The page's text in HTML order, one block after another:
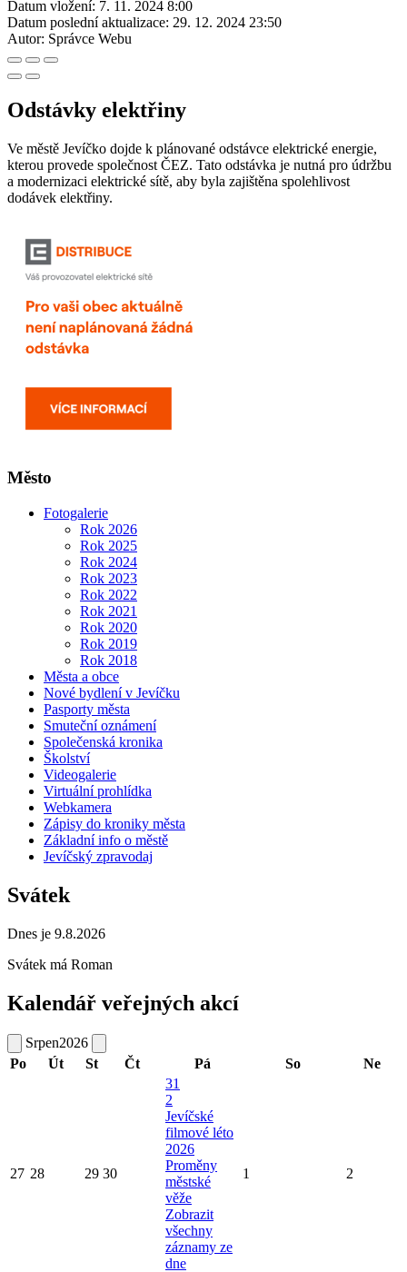
Datum vložení: 7. 11. 2024 8:00
Datum poslední aktualizace: 29. 12. 2024 23:50
Autor: Správce Webu
Odstávky elektřiny
Ve městě Jevíčko dojde k plánované odstávce elektrické energie,
kterou provede společnost ČEZ. Tato odstávka je nutná pro údržbu
a modernizaci elektrické sítě, aby byla zajištěna spolehlivost
dodávek elektřiny.
Město
Fotogalerie
Rok 2026
Rok 2025
Rok 2024
Rok 2023
Rok 2022
Rok 2021
Rok 2020
Rok 2019
Rok 2018
Města a obce
Nové bydlení v Jevíčku
Pasporty města
Smuteční oznámení
Společenská kronika
Školství
Videogalerie
Virtuální prohlídka
Webkamera
Zápisy do kroniky města
Základní info o městě
Jevíčský zpravodaj
Svátek
Dnes je 9.8.2026
Svátek má Roman
Kalendář veřejných akcí
Srpen2026
Po
Út St Čt Pá So Ne
27 28 29 30
31
2
Jevíčské
filmové léto
2026
Proměny
městské
věže
Zobrazit
všechny
záznamy ze
dne
1 2